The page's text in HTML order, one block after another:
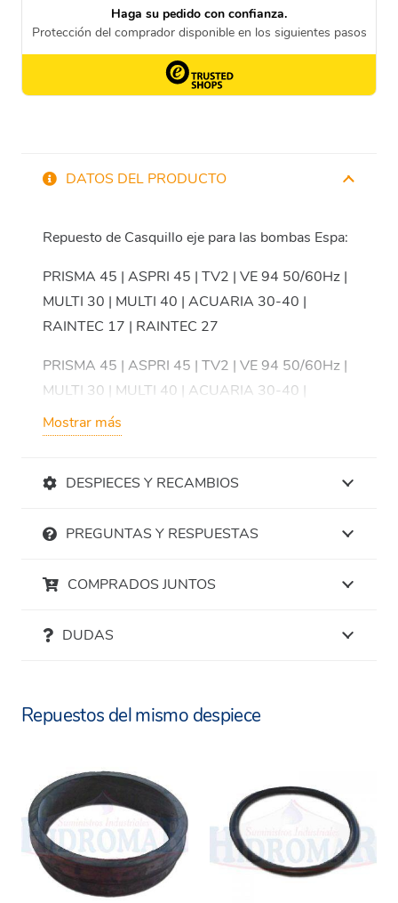
DATOS DEL PRODUCTO
Repuesto de Casquillo eje para las bombas Espa:
PRISMA 45 | ASPRI 45 | TV2 | VE 94 50/60Hz |
MULTI 30 | MULTI 40 | ACUARIA 30-40 |
RAINTEC 17 | RAINTEC 27
PRISMA 45 | ASPRI 45 | TV2 | VE 94 50/60Hz |
MULTI 30 | MULTI 40 | ACUARIA 30-40 |
RAINTEC 17 | RAINTEC 27
Mostrar más
DESPIECES Y RECAMBIOS
PREGUNTAS Y RESPUESTAS
COMPRADOS JUNTOS
DUDAS
Repuestos del mismo despiece